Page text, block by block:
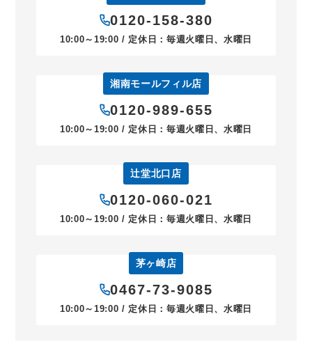
0120-158-380
10:00～19:00 / 定休日：毎週火曜日、水曜日
湘南モールフィル店
0120-989-655
10:00～19:00 / 定休日：毎週火曜日、水曜日
辻堂北口店
0120-060-021
10:00～19:00 / 定休日：毎週火曜日、水曜日
茅ヶ崎店
0467-73-9085
10:00～19:00 / 定休日：毎週火曜日、水曜日